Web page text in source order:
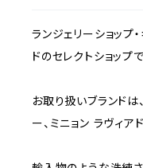
C75
NAVY
2000~
ランジェリーショップ
ドのセレクトショップで
お取り扱いブランドは
ー、ミニョン ラヴィア